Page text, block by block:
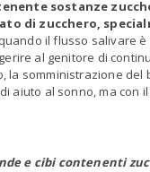
sostanze
di zucchero,
il flusso salivare
al genitore di
la somministrazione del
aiuto al sonno, ma con
e cibi contenenti